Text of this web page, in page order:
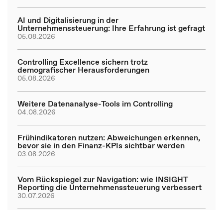
AI und Digitalisierung in der
Unternehmenssteuerung: Ihre Erfahrung ist gefragt
05.08.2026
Controlling Excellence sichern trotz
demografischer Herausforderungen
05.08.2026
Weitere Datenanalyse-Tools im Controlling
04.08.2026
Frühindikatoren nutzen: Abweichungen erkennen,
bevor sie in den Finanz-KPIs sichtbar werden
03.08.2026
Vom Rückspiegel zur Navigation: wie INSIGHT
Reporting die Unternehmenssteuerung verbessert
30.07.2026